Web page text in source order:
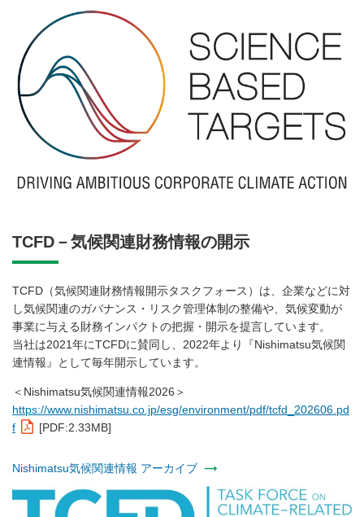
TCFD－気候関連財務情報の開示
TCFD（気候関連財務情報開示タスクフォース）は、企業などに対
し気候関連のガバナンス・リスク管理体制の整備や、気候変動が
事業に与える財務インパクトの把握・開示を提言しています。
当社は2021年にTCFDに賛同し、2022年より『Nishimatsu気候関
連情報』として毎年開示しています。
＜Nishimatsu気候関連情報2026＞
https://www.nishimatsu.co.jp/esg/environment/pdf/tcfd_202606.pd
f
[PDF:2.33MB]
Nishimatsu気候関連情報 アーカイブ